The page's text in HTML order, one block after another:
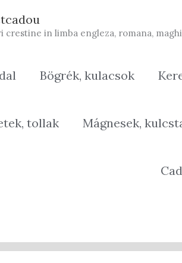
crestine in limba engleza, romana,
Bögrék, kulacsok
tollak Mágnesek,